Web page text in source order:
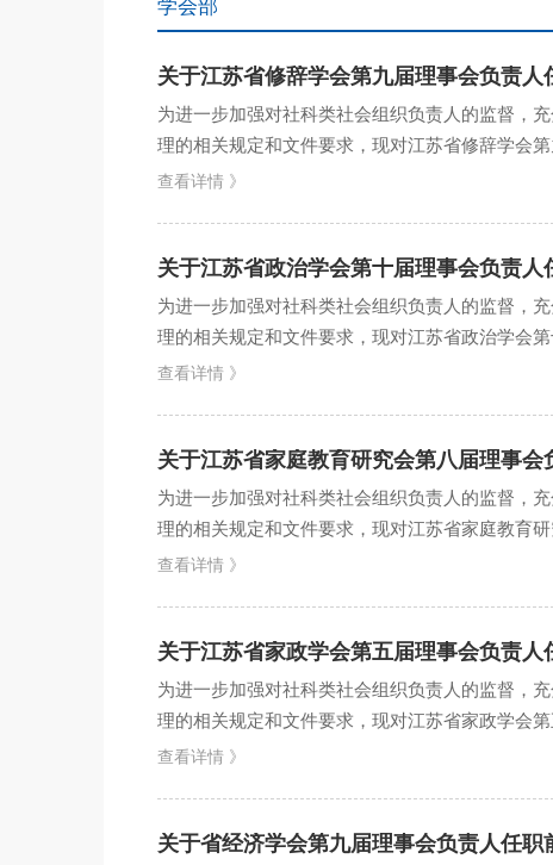
学会部
关于江苏省修辞学会第九届理事会负责人
为进一步加强对社科类社会组织负责人的监督，
理的相关规定和文件要求，现对江苏省修辞学会
生，中共党员，博士研究...
查看详情 》
关于江苏省政治学会第十届理事会负责人
为进一步加强对社科类社会组织负责人的监督，
理的相关规定和文件要求，现对江苏省政治学会
生，博士研究生，中共党...
查看详情 》
关于江苏省家庭教育研究会第八届理事会
为进一步加强对社科类社会组织负责人的监督，
理的相关规定和文件要求，现对江苏省家庭教育
2月生，省委党校研究...
查看详情 》
关于江苏省家政学会第五届理事会负责人
为进一步加强对社科类社会组织负责人的监督，
理的相关规定和文件要求，现对江苏省家政学会
博士研究生，无党派人...
查看详情 》
关于省经济学会第九届理事会负责人任职